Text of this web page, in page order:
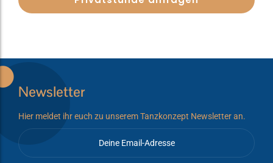
Newsletter
Hier meldet ihr euch zu unserem Tanzkonzept Newsletter an.